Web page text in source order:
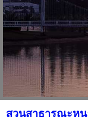
สวนสาธารณะห